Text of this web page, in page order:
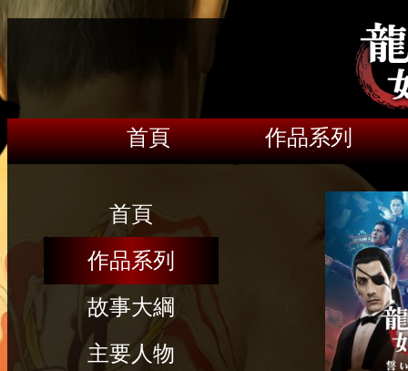
首頁 作品系列
首頁
作品系列
故事大綱
主要人物